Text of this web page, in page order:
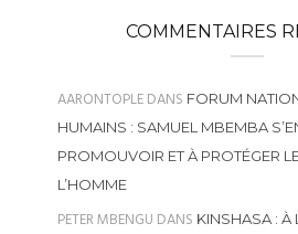
COMMENTAIRES
AARONTOPLEDANS FORUM
HUMAINS : SAMUEL MBEMBA
PROMOUVOIR ET À PROTÉGER
L’HOMME
PETER MBENGU DANS KINSHASA : À